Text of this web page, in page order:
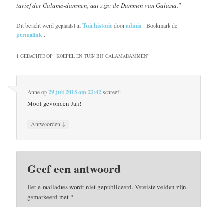
tarief der Galama-dammen, dat zijn: de Dammen van Galama.”
Dit bericht werd geplaatst inTuinhistoriedooradmin . Bookmark de
permalink .
1 GEDACHTE OP “KOEPEL EN TUIN BIJ GALAMADAMMEN”
Anneop29 juli 2015 om 22:42schreef:
Mooi gevonden Jan!
Antwoorden ↓
Geef een antwoord
Het e-mailadres wordt niet gepubliceerd.Vereiste velden zijn
gemarkeerd met *